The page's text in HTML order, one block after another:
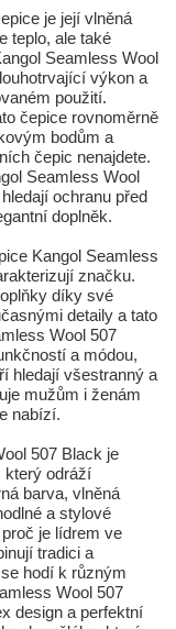
je její vlněná
teplo, ale také
Seamless Wool
výkon a
použití.
čepice rovnoměrně
bodům a
čepic nenajdete.
Seamless Wool
ochranu před
doplněk.
Kangol Seamless
značku.
díky své
detaily a tato
Wool 507
a módou,
hledají všestranný a
mužům i ženám
nabízí.
507 Black je
který odráží
barva, vlněná
a stylové
je lídrem ve
tradici a
hodí k různým
Wool 507
design a perfektní